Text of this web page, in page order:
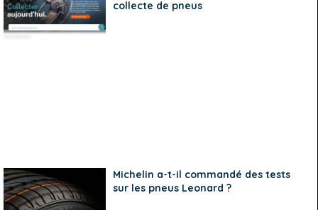
collecte de pneus
Michelin a-t-il commandé des tests
sur les pneus Leonard ?